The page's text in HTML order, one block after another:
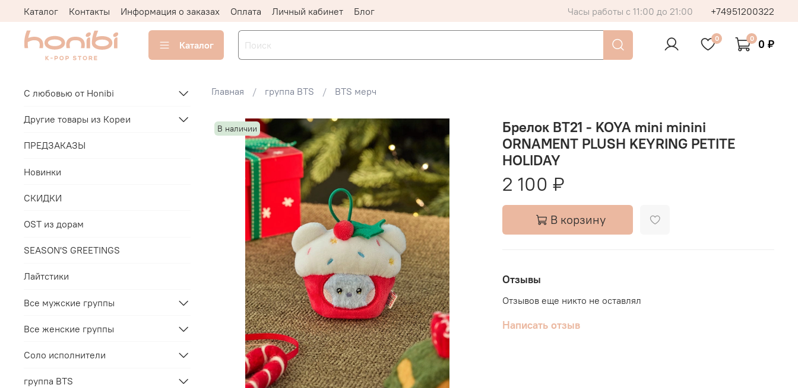
Каталог Контакты Информация о заказах Оплата Личный кабинет Блог Часы работы с 11:00 до 21:00 +74951200322
Каталог
0 0 0 ₽
Главная группа BTS BTS мерч
В наличии
Брелок BT21 - KOYA mini minini
ORNAMENT PLUSH KEYRING PETITE
HOLIDAY
2 100 ₽
В корзину
Отзывы
Отзывов еще никто не оставлял
Написать отзыв
С любовью от Honibi
Другие товары из Кореи
ПРЕДЗАКАЗЫ
Новинки
СКИДКИ
OST из дорам
SEASON'S GREETINGS
Лайтстики
Все мужские группы
Все женские группы
Соло исполнители
группа BTS